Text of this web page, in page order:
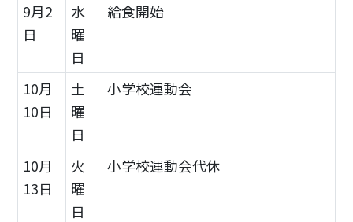
9月2
日
水
曜
日
給食開始
10月
10日
土
曜
日
小学校運動会
10月
13日
火
曜
日
小学校運動会代休